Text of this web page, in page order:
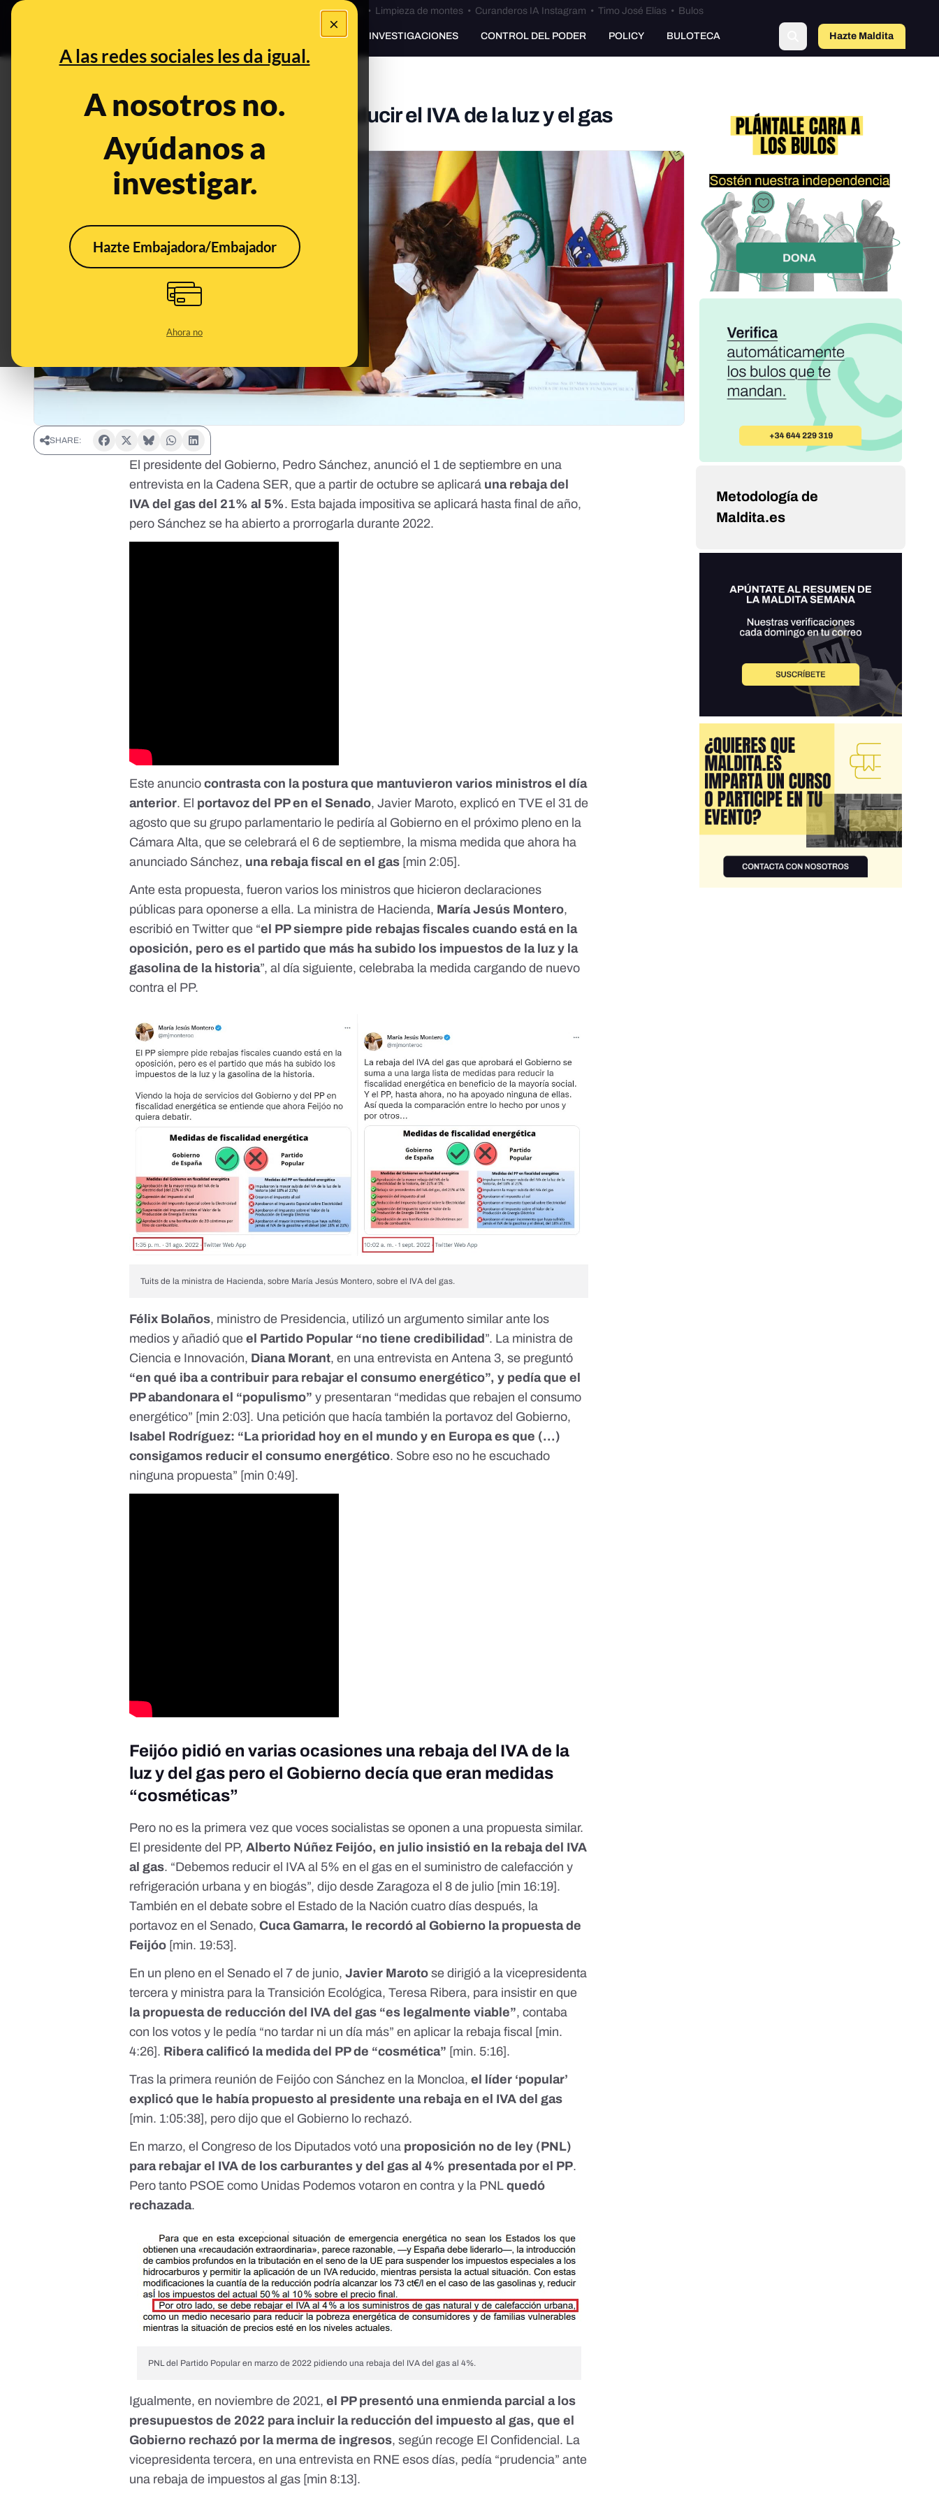
×
A las redes sociales les da igual.
A nosotros no.
Ayúdanos a
investigar.
Hazte Embajadora/Embajador
Ahora no
Bulos Ceuta • Limpieza de montes• Curanderos IA Instagram • Timo José Elías• Bulos
PREBUNKING INVESTIGACIONES CONTROL DEL PODER POLICY BULOTECA Hazte Maldit o
a
Cuando el Gobierno se oponía a reducir el IVA de la luz y el gas
Sep 2, 2022, 4:47:17 PM
SHARE:
El presidente del Gobierno, Pedro Sánchez, anunció el 1 de septiembre en una
entrevista en la Cadena SER, que a partir de octubre se aplicará unarebaja del
IVA del gasdel 21% al 5%. Esta bajada impositiva se aplicará hasta final de año,
pero Sánchez se ha abierto a prorrogarla durante 2022.
Este anunciocontrasta con la postura que mantuvieron varios ministros el día
anterior. El portavoz del PP en el Senado, Javier Maroto, explicó en TVE el 31 de
agosto que su grupo parlamentario le pediría al Gobierno en el próximo pleno en la
Cámara Alta, que se celebrará el 6 de septiembre, la misma medida que ahora ha
anunciado Sánchez, una rebaja fiscal en el gas [min 2:05].
Ante esta propuesta, fueron varios los ministros que hicieron declaraciones
públicas para oponerse a ella. La ministra de Hacienda, María Jesús Montero,
escribió en Twitter que “el PP siempre pide rebajas fiscales cuando está en la
oposición, pero es el partido que más ha subido los impuestos de la luz y la
gasolina de la historia”, al día siguiente,celebraba la medida cargando de nuevo
contra el PP.
Tuits de la ministra de Hacienda, sobre María Jesús Montero, sobre el IVA del gas.
Félix Bolaños, ministro de Presidencia, utilizó un argumento similar ante los
medios y añadió queel Partido Popular “no tiene credibilidad ”. La ministra de
Ciencia e Innovación, Diana Morant, en una entrevista en Antena 3, se preguntó
“en qué iba a contribuir para rebajar el consumo energético”, y pedía que el
PP abandonara el “populismo” y presentaran “medidas que rebajen el consumo
energético” [min 2:03]. Una petición que hacía también la portavoz del Gobierno,
Isabel Rodríguez: “La prioridad hoy en el mundo y en Europa es que (...)
consigamos reducir el consumo energético. Sobre eso no he escuchado
ninguna propuesta” [min 0:49].
Feijóo pidió en varias ocasiones una rebaja del IVA de la
luz y del gas pero el Gobierno decía que eran medidas
“cosméticas”
Pero no es la primera vez que voces socialistas se oponen a una propuesta similar.
El presidente del PP,Alberto Núñez Feijóo, en julio insistió en la rebaja del IVA
al gas. “Debemos reducir el IVA al 5% en el gas en el suministro de calefacción y
refrigeración urbana y en biogás”, dijo desde Zaragoza el 8 de julio [min 16:19].
También en el debate sobre el Estado de la Nación cuatro días después, la
portavoz en el Senado,Cuca Gamarra, le recordó al Gobierno la propuesta de
Feijóo [min. 19:53].
En un pleno en el Senado el 7 de junio,Javier Maroto se dirigió a la vicepresidenta
tercera y ministra para la Transición Ecológica, Teresa Ribera, para insistir en que
la propuesta de reducción del IVA del gas “es legalmente viable”, contaba
con los votos y le pedía “no tardar ni un día más” en aplicar la rebaja fiscal [min.
4:26]. Ribera calificó la medida del PP de “cosmética” [min. 5:16].
Tras la primera reunión de Feijóo con Sánchez en la Moncloa, el líder ‘popular’
explicó que le había propuesto al presidente una rebaja en el IVA del gas
[min. 1:05:38], pero dijo que el Gobierno lo rechazó.
En marzo, el Congreso de los Diputados votó una proposición no de ley (PNL)
para rebajar el IVA de los carburantes y del gas al 4% presentada por el PP.
Pero tanto PSOE como Unidas Podemos votaron en contra y la PNLquedó
rechazada.
PNL del Partido Popular en marzo de 2022 pidiendo una rebaja del IVA del gas al 4%.
Igualmente, en noviembre de 2021,el PP presentó una enmienda parcial a los
presupuestos de 2022 para incluir la reducción del impuesto al gas, que el
Gobierno rechazó por la merma de ingresos,según recoge El Confidencial . La
vicepresidenta tercera, en una entrevista en RNE esos días, pedía “prudencia” ante
una rebaja de impuestos al gas [min 8:13].
Metodología de
Maldita.es